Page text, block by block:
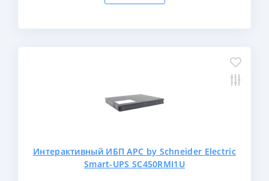
Интерактивный ИБП APC by Schneider Electric
Smart-UPS SC450RMI1U